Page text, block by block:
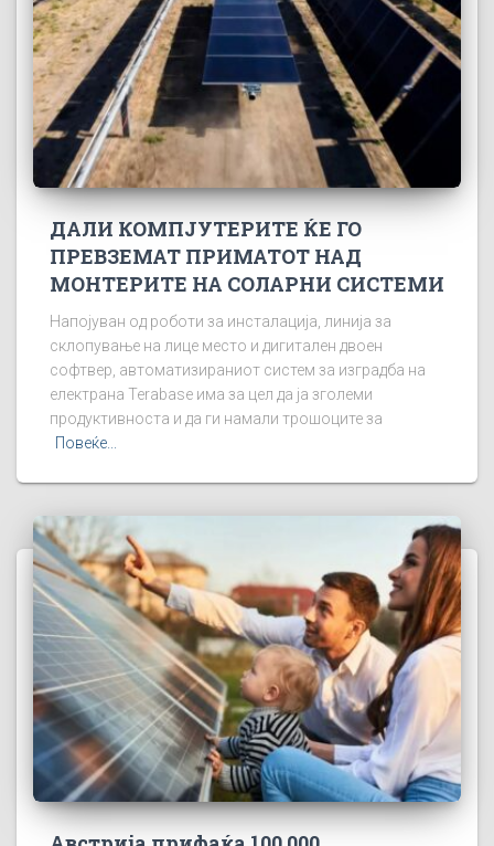
ДАЛИ КОМПЈУТЕРИТЕ ЌЕ ГО
ПРЕВЗЕМАТ ПРИМАТОТ НАД
МОНТЕРИТЕ НА СОЛАРНИ СИСТЕМИ
Напојуван од роботи за инсталација, линија за
склопување на лице место и дигитален двоен
софтвер, автоматизираниот систем за изградба на
електрана Terabase има за цел да ја зголеми
продуктивноста и да ги намали трошоците за
Повеќе...